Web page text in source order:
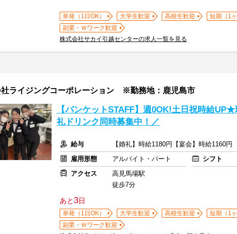
単発（1日OK） 大学生歓迎 高校生歓迎
短期（1
副業・Ｗワーク歓迎
株式会社サカイ引越センターの求人一覧を見る
社ライジングコーポレーション ※勤務地：鹿児島市
【バンケットSTAFF】週0OK!土日祝時給
礼ドリンク同時募集中！／
給与
【婚礼】時給1180円【宴会】時給1160円
雇用形態
アルバイト・パート シフト
アクセス
高見馬場駅
徒歩7分
あと3日
単発（1日OK） 大学生歓迎 高校生歓迎
短期（1
副業・Ｗワーク歓迎